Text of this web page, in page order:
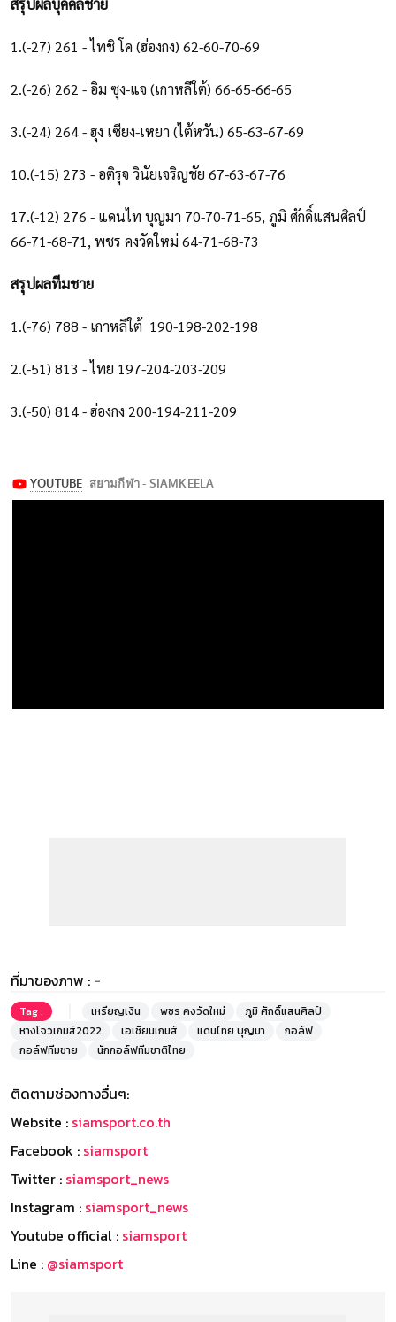
1.(-27) 261 - ไทชิ โค (ฮ่องกง) 62-60-70-69
2.(-26) 262 - อิม ซุง-แจ (เกาหลีใต้) 66-65-66-65
3.(-24) 264 - ฮุง เซียง-เหยา (ไต้หวัน) 65-63-67-69
10.(-15) 273 - อติรุจ วินัยเจริญชัย 67-63-67-76
17.(-12) 276 - แดนไท บุญมา 70-70-71-65, ภูมิ ศักดิ์แสนศิลป์
66-71-68-71, พชร คงวัดใหม่ 64-71-68-73
สรุปผลทีมชาย
1.(-76) 788 - เกาหลีใต้ 190-198-202-198
2.(-51) 813 - ไทย 197-204-203-209
3.(-50) 814 - ฮ่องกง 200-194-211-209
ที่มาของภาพ : -
Tag : เหรียญเงิน พชร คงวัดใหม่
ภูมิ ศักดิ์แสนศิลป์
หางโจวเกมส์2022
เอเชียนเกมส์ แดนไทย บุญมา
กอล์ฟ
กอล์ฟทีมชาย
นักกอล์ฟทีมชาติไทย
ติดตามช่องทางอื่นๆ:
Website : siamsport.co.th
Facebook : siamsport
Twitter : siamsport_news
Instagram : siamsport_news
Youtube official : siamsport
Line : @siamsport